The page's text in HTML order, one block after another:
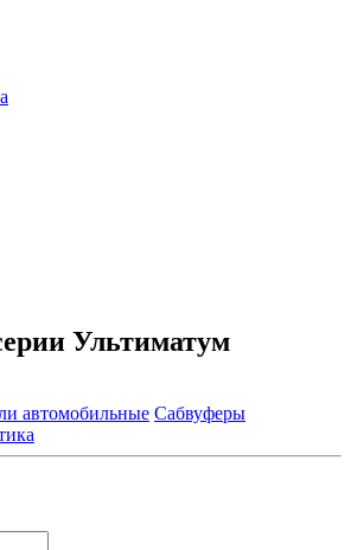
Ультиматум
автомобильные Сабвуферы